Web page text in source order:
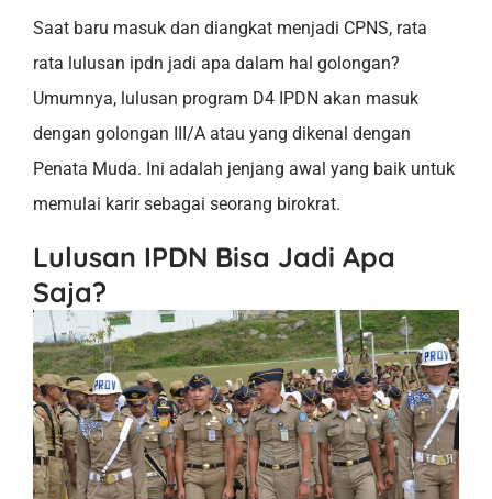
Saat baru masuk dan diangkat menjadi CPNS, rata
rata lulusan ipdn jadi apa dalam hal golongan?
Umumnya, lulusan program D4 IPDN akan masuk
dengan golongan III/A atau yang dikenal dengan
Penata Muda. Ini adalah jenjang awal yang baik untuk
memulai karir sebagai seorang birokrat.
Lulusan IPDN Bisa Jadi Apa
Saja?